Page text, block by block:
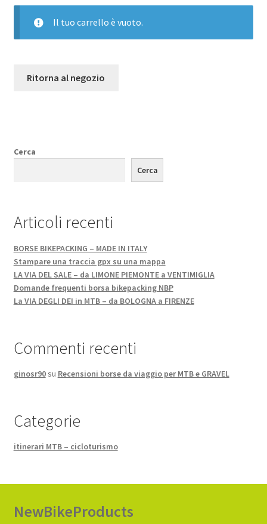
Bivacco-campeggio
COMPONENTI MTB
Il tuo carrello è vuoto.
Ritorna al negozio
Cerca
Cerca
Articoli recenti
BORSE BIKEPACKING – MADE IN ITALY
Stampare una traccia gpx su una mappa
LA VIA DEL SALE – da LIMONE PIEMONTE a VENTIMIGLIA
Domande frequenti borsa bikepacking NBP
La VIA DEGLI DEI in MTB – da BOLOGNA a FIRENZE
Commenti recenti
ginosr90su Recensioni borse da viaggio per MTB e GRAVEL
Categorie
itinerari MTB – cicloturismo
NewBikeProducts